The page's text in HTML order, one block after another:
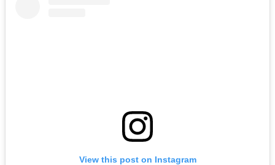
View this post on Instagram